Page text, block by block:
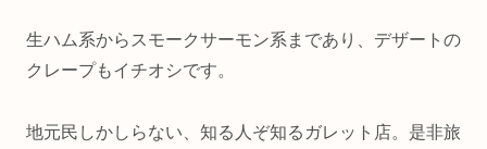
生ハム系からスモークサーモン系まであり、デザートの
クレープもイチオシです。
地元民しかしらない、知る人ぞ知るガレット店。是非旅